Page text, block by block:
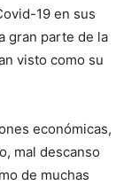
19 en sus
gran parte de la
visto como su
económicas,
mal descanso
de muchas